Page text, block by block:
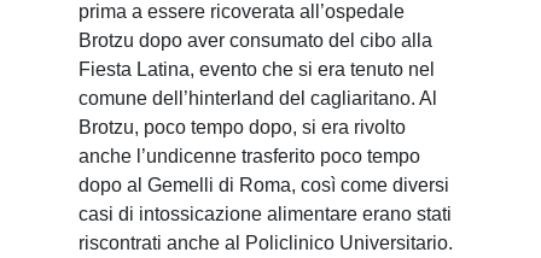
prima a essere ricoverata all’ospedale
Brotzu dopo aver consumato del cibo alla
Fiesta Latina, evento che si era tenuto nel
comune dell’hinterland del cagliaritano. Al
Brotzu, poco tempo dopo, si era rivolto
anche l’undicenne trasferito poco tempo
dopo al Gemelli di Roma, così come diversi
casi di intossicazione alimentare erano stati
riscontrati anche al Policlinico Universitario.